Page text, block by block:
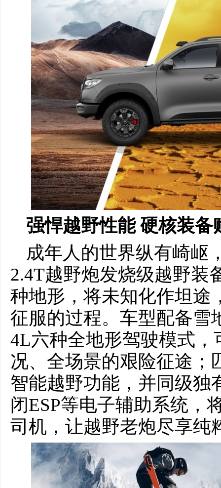
强悍越野性能 硬核装备
成年人的世界纵有崎岖
2.4T越野炮发烧级越野装
种地形，将未知化作坦途
征服的过程。车型配备雪
4L六种全地形驾驶模式
况、全场景的艰险征途；
智能越野功能，并同级独
闭ESP等电子辅助系统，
司机，让越野老炮尽享纯